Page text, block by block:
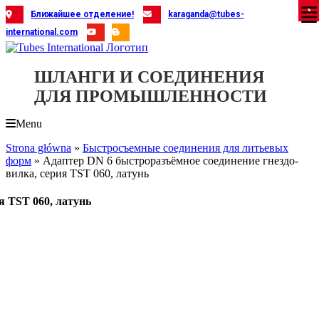
Skip
to
content
Ближайшее отделение!
karaganda@tubes-
international.com
ШЛАНГИ И СОЕДИНЕНИЯ
ДЛЯ ПРОМЫШЛЕННОСТИ
Menu
Strona główna » Быстросъемные соединения для литьевых
форм » Адаптер DN 6 быстроразъёмное соединение гнездо-
вилка, серия TST 060, латунь
TST 060, латунь
X
X
X
X
X
X
X
X
X
X
X
X
X
X
X
X
X
X
X